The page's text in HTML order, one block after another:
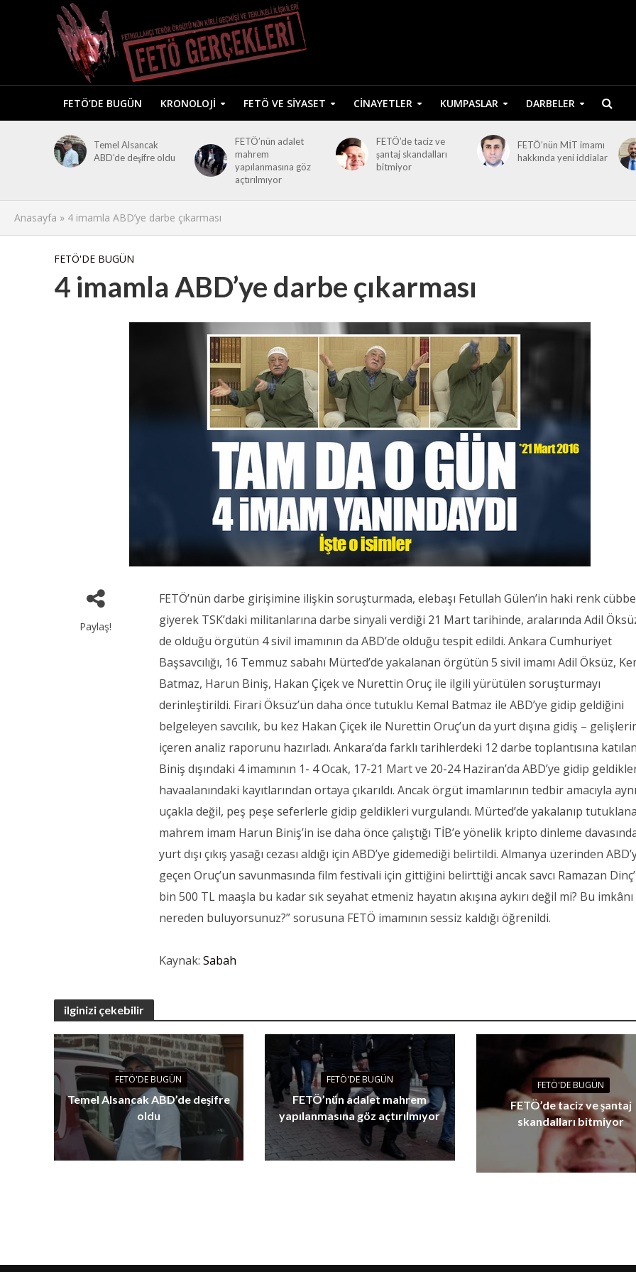
FETÖ’DE BUGÜN KRONOLOJI FETÖ VE SIYASET CINAYETLER KUMPASLAR DARBELER
Temel Alsancak
ABD’de deşifre oldu
FETÖ’nün adalet
mahrem
yapılanmasına göz
açtırılmıyor
FETÖ’de taciz ve
şantaj skandalları
bitmiyor
FETÖ’nün MİT imamı
hakkında yeni iddialar
Anasayfa » 4 imamla ABD’ye darbe çıkarması
FETÖ'DE BUGÜN
4 imamla ABD’ye darbe çıkarması
Paylaş!
FETÖ’nün darbe girişimine ilişkin soruşturmada, elebaşı Fetullah Gülen’in haki renk
giyerek TSK’daki militanlarına darbe sinyali verdiği 21 Mart tarihinde, aralarında Adil
de olduğu örgütün 4 sivil imamının da ABD’de olduğu tespit edildi. Ankara Cumhuriyet
Başsavcılığı, 16 Temmuz sabahı Mürted’de yakalanan örgütün 5 sivil imamı Adil Öksüz,
Batmaz, Harun Biniş, Hakan Çiçek ve Nurettin Oruç ile ilgili yürütülen soruşturmayı
derinleştirildi. Firari Öksüz’ün daha önce tutuklu Kemal Batmaz ile ABD’ye gidip geldiğini
belgeleyen savcılık, bu kez Hakan Çiçek ile Nurettin Oruç’un da yurt dışına gidiş –
içeren analiz raporunu hazırladı. Ankara’da farklı tarihlerdeki 12 darbe toplantısına katılan
Biniş dışındaki 4 imamının 1- 4 Ocak, 17-21 Mart ve 20-24 Haziran’da ABD’ye gidip
havaalanındaki kayıtlarından ortaya çıkarıldı. Ancak örgüt imamlarının tedbir amacıyla aynı
uçakla değil, peş peşe seferlerle gidip geldikleri vurgulandı. Mürted’de yakalanıp
mahrem imam Harun Biniş’in ise daha önce çalıştığı TİB’e yönelik kripto dinleme
yurt dışı çıkış yasağı cezası aldığı için ABD’ye gidemediği belirtildi. Almanya üzerinden
geçen Oruç’un savunmasında film festivali için gittiğini belirttiği ancak savcı Ramazan
bin 500 TL maaşla bu kadar sık seyahat etmeniz hayatın akışına aykırı değil mi? Bu imkânı
nereden buluyorsunuz?” sorusuna FETÖ imamının sessiz kaldığı öğrenildi.
Kaynak:Sabah
ilginizi çekebilir
FETÖ'DE BUGÜN
Temel Alsancak ABD’de deşifre
oldu
FETÖ'DE BUGÜN
FETÖ’nün adalet mahrem
yapılanmasına göz açtırılmıyor
FETÖ'DE BUGÜN
FETÖ’de taciz ve şantaj
skandalları bitmiyor